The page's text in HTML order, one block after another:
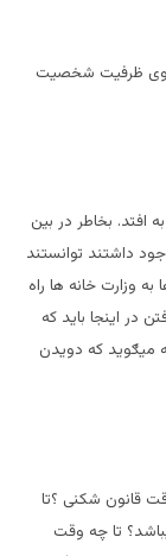
وی ظرفیت شخصیت
افتد. بخاطر در بین
داشتند توانستند
وزارت خانه ها راه
در اینجا باید که
میګوید که دویدن
قانون شکنی ؟تا
تا چه وقت